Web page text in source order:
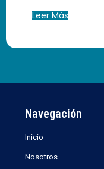
Leer Más
Navegación
Inicio
Nosotros